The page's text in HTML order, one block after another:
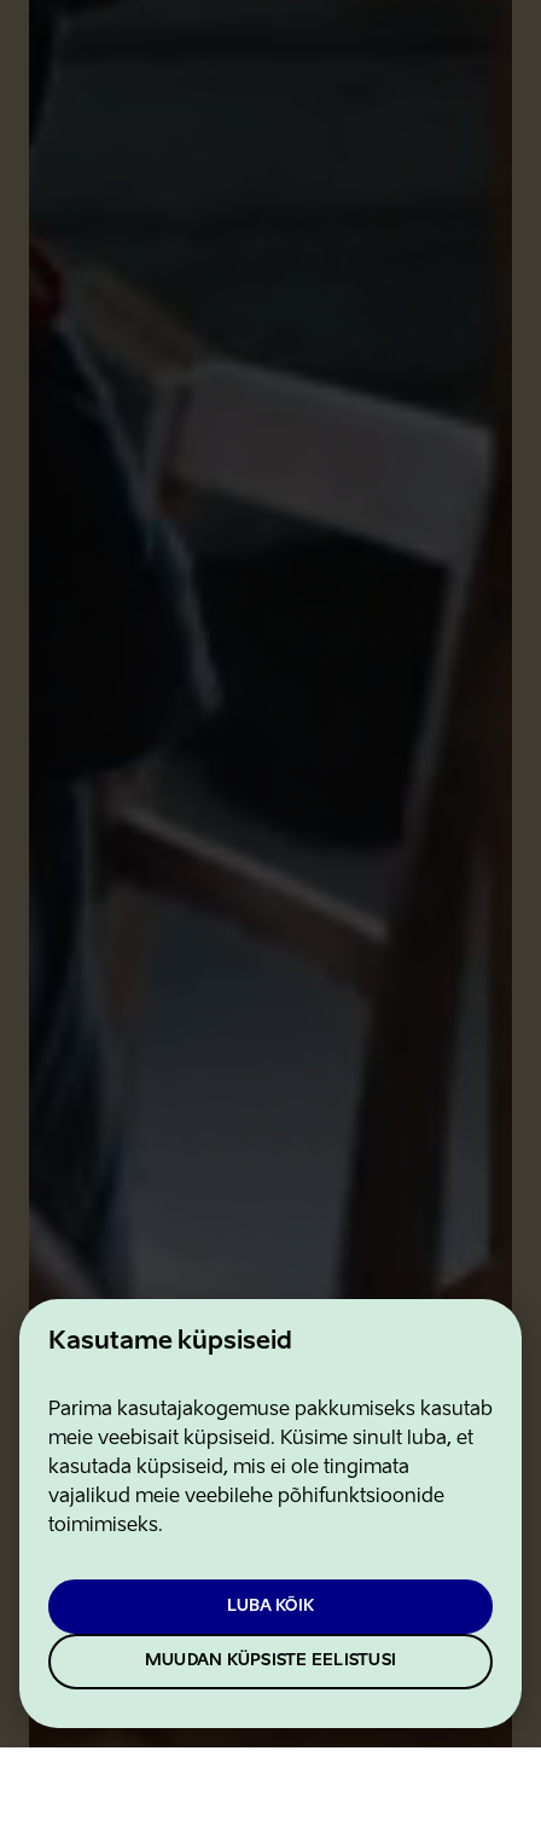
Kasutame küpsiseid
Parima kasutajakogemuse pakkumiseks kasutab
meie veebisait küpsiseid. Küsime sinult luba, et
kasutada küpsiseid, mis ei ole tingimata
vajalikud meie veebilehe põhifunktsioonide
toimimiseks.
LUBA KÕIK
MUUDAN KÜPSISTE EELISTUSI